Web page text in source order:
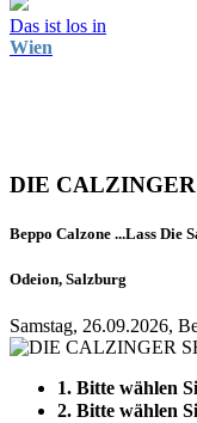
Das ist los in
Wien
DIE
Beppo Calzone ...Lass Die
Odeion, Salzburg
Samstag, 26.09.2026,
1. Bitte wählen
2. Bitte wählen